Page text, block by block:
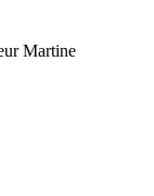
Martine